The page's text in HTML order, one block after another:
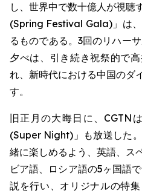
し、世界中で数十億人が視聴
(Spring Festival Gala)」は
るものである。3回のリハー
夕べは、引き続き祝祭的で
れ、新時代における中国のダ
す。
旧正月の大晦日に、CGTN
(Super Night)」も放送した
緒に楽しめるよう、英語、ス
ビア語、ロシア語の5ヶ国語
説を行い、オリジナルの特